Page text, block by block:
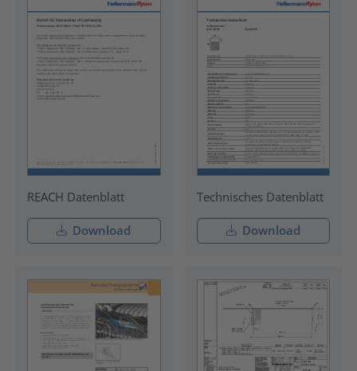
REACH Datenblatt
Download
Technisches Datenblatt
Download